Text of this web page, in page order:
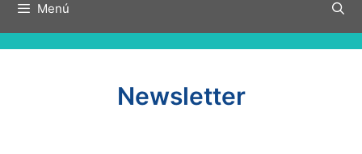
Menú
Newsletter